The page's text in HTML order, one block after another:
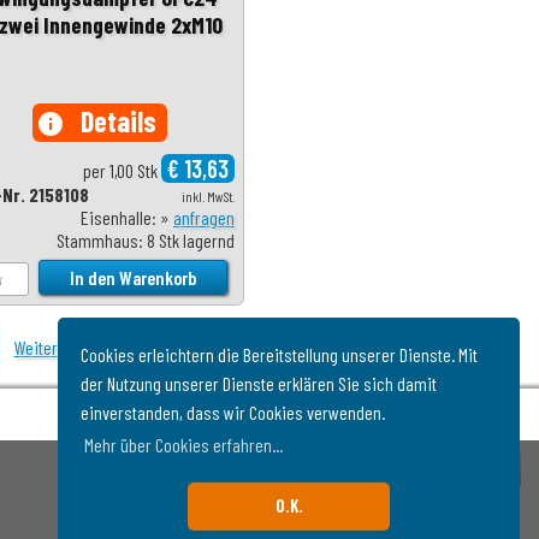
Cookies erleichtern die Bereitstellung unserer Dienste. Mit
der Nutzung unserer Dienste erklären Sie sich damit
einverstanden, dass wir Cookies verwenden.
Mehr über Cookies erfahren...
O.K.
Innengewinde 2xM10
info Details
per 1,00 Stk € 13,63
inkl. MwSt.
2158108
Eisenhalle: » anfragen
Stammhaus: 8 Stk lagernd
Weiter